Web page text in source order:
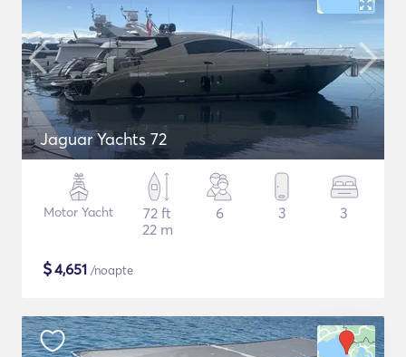
Jaguar Yachts 72
Motor Yacht
72 ft
22 m
6 3 3
$4,651 /noapte